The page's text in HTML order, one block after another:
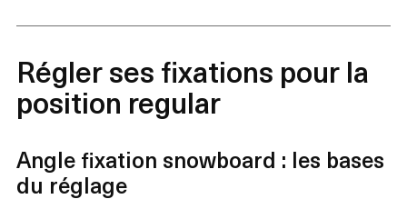
Régler ses fixations pour la
position regular
Angle fixation snowboard : les bases
du réglage